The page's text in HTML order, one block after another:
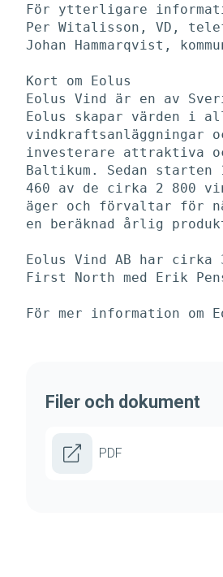
För ytterligare
Per Witalisson, VD,
Johan Hammarqvist,
Kort om Eolus
Eolus Vind är en av
Eolus skapar värden i
vindkraftsanläggningar
investerare attraktiva
Baltikum. Sedan starten
460 av de cirka 2 800
äger och förvaltar för
en beräknad årlig
Eolus Vind AB har cirka
First North med Erik
För mer information om
Filer och dokument
PDF